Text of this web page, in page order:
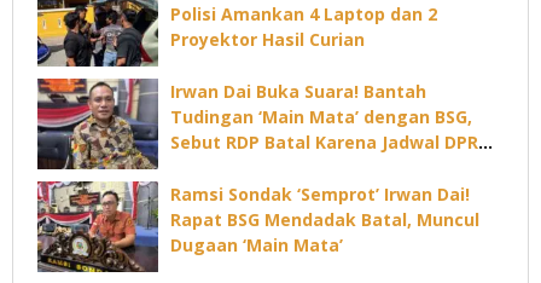
Polisi Amankan 4 Laptop dan 2
Proyektor Hasil Curian
Irwan Dai Buka Suara! Bantah
Tudingan ‘Main Mata’ dengan BSG,
Sebut RDP Batal Karena Jadwal DPRD
Ramsi Sondak ‘Semprot’ Irwan Dai!
Rapat BSG Mendadak Batal, Muncul
Dugaan ‘Main Mata’